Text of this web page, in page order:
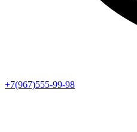
+7(967)555-99-98